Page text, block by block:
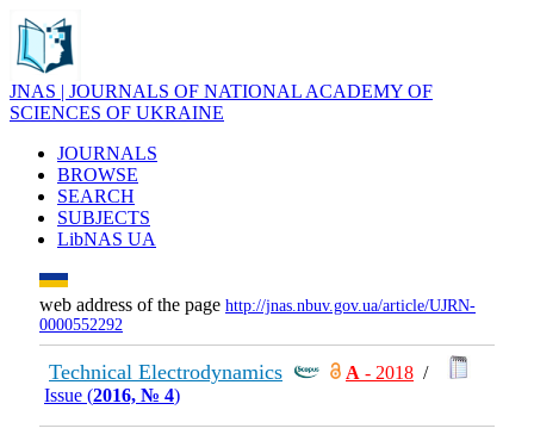
JNAS | JOURNALS OF NATIONAL ACADEMY OF
SCIENCES OF UKRAINE
JOURNALS
BROWSE
SEARCH
SUBJECTS
LibNAS UA
web address of the page http://jnas.nbuv.gov.ua/article/UJRN-
0000552292
Technical Electrodynamics А - 2018 /
Issue (2016, № 4)